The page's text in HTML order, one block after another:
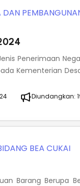
DAN
Penerimaan
Kementerian
Diundangkan:
BEA CUKAI
Barang Berupa